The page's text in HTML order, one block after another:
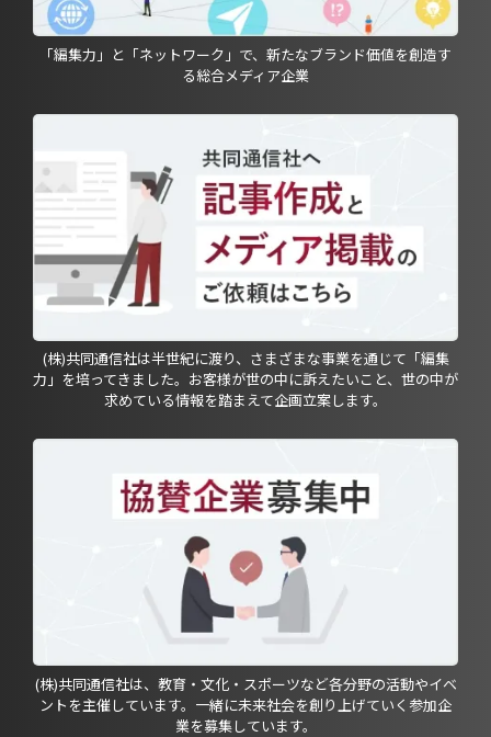
「編集力」と「ネットワーク」で、新たなブランド価値を創造す
る総合メディア企業
(株)共同通信社は半世紀に渡り、さまざまな事業を通じて「編集
力」を培ってきました。お客様が世の中に訴えたいこと、世の中が
求めている情報を踏まえて企画立案します。
(株)共同通信社は、教育・文化・スポーツなど各分野の活動やイベ
ントを主催しています。一緒に未来社会を創り上げていく参加企
業を募集しています。